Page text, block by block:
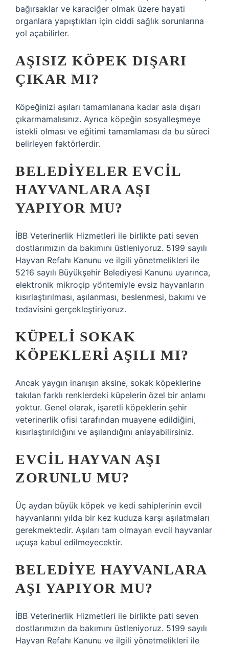
bağırsaklar ve karaciğer olmak üzere hayati
organlara yapıştıkları için ciddi sağlık sorunlarına
yol açabilirler.
AŞISIZ KÖPEK DIŞARI
ÇIKAR MI?
Köpeğinizi aşıları tamamlanana kadar asla dışarı
çıkarmamalısınız. Ayrıca köpeğin sosyalleşmeye
istekli olması ve eğitimi tamamlaması da bu süreci
belirleyen faktörlerdir.
BELEDIYELER EVCIL
HAYVANLARA AŞI
YAPIYOR MU?
İBB Veterinerlik Hizmetleri ile birlikte pati seven
dostlarımızın da bakımını üstleniyoruz. 5199 sayılı
Hayvan Refahı Kanunu ve ilgili yönetmelikleri ile
5216 sayılı Büyükşehir Belediyesi Kanunu uyarınca,
elektronik mikroçip yöntemiyle evsiz hayvanların
kısırlaştırılması, aşılanması, beslenmesi, bakımı ve
tedavisini gerçekleştiriyoruz.
KÜPELI SOKAK
KÖPEKLERI AŞILI MI?
Ancak yaygın inanışın aksine, sokak köpeklerine
takılan farklı renklerdeki küpelerin özel bir anlamı
yoktur. Genel olarak, işaretli köpeklerin şehir
veterinerlik ofisi tarafından muayene edildiğini,
kısırlaştırıldığını ve aşılandığını anlayabilirsiniz.
EVCIL HAYVAN AŞI
ZORUNLU MU?
Üç aydan büyük köpek ve kedi sahiplerinin evcil
hayvanlarını yılda bir kez kuduza karşı aşılatmaları
gerekmektedir. Aşıları tam olmayan evcil hayvanlar
uçuşa kabul edilmeyecektir.
BELEDIYE HAYVANLARA
AŞI YAPIYOR MU?
İBB Veterinerlik Hizmetleri ile birlikte pati seven
dostlarımızın da bakımını üstleniyoruz. 5199 sayılı
Hayvan Refahı Kanunu ve ilgili yönetmelikleri ile